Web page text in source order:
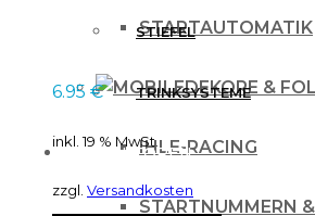
STARTAUTOMATIK
DEKORE &
IHLE-RACING
STARTNUMMERN
STIEFEL
TRINKSYSTEME
PROTEKTOREN
6.95 €
inkl. 19 % MwSt.
zzgl. Versandkosten